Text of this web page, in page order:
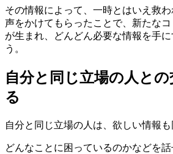
その情報によって、一時とはいえ救わ
声をかけてもらったことで、新たな
が生まれ、どんどん必要な情報を手
う。
自分と同じ立場の人と
る
自分と同じ立場の人は、欲しい情報も
どんなことに困っているのかなどを